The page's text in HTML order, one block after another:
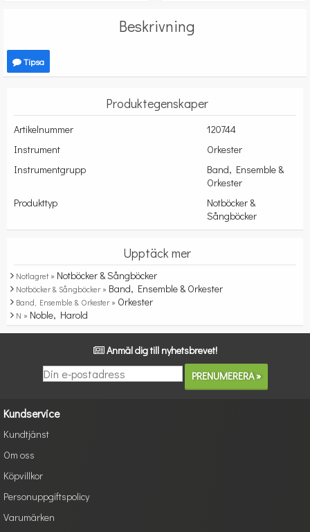
Beskrivning
Tipsa
Produktegenskaper
Artikelnummer
120744
Instrument
Orkester
Instrumentgrupp
Band, Ensemble &
Orkester
Produkttyp
Notböcker &
Sångböcker
Upptäck mer
Notlagret » Notböcker & Sångböcker
Notböcker & Sångböcker » Band, Ensemble & Orkester
Band, Ensemble & Orkester » Orkester
N » Noble, Harold
Anmäl dig till nyhetsbrevet!
Kundservice
Kundtjänst
Om oss
Köpvillkor
Personuppgiftspolicy
Varumärken